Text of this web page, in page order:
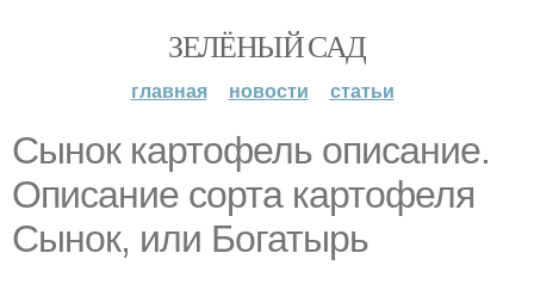
ЗЕЛЁНЫЙ САД
главная новости статьи
Сынок картофель описание.
Описание сорта картофеля
Сынок, или Богатырь